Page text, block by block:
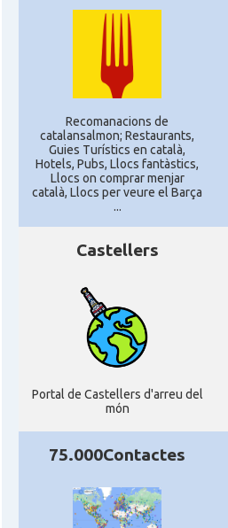
Recomanacions de
catalansalmon; Restaurants,
Guies Turístics en català,
Hotels, Pubs, Llocs fantàstics,
Llocs on comprar menjar
català, Llocs per veure el Barça
...
Castellers
Portal de Castellers d'arreu del
món
75.000Contactes